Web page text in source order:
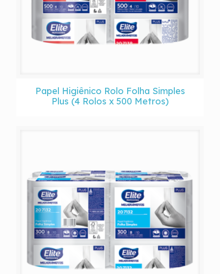
Papel Higiênico Rolo Folha Simples
Plus (4 Rolos x 500 Metros)